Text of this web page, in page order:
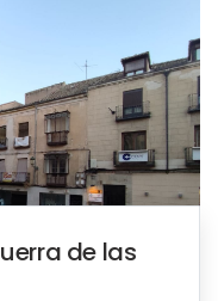
de las